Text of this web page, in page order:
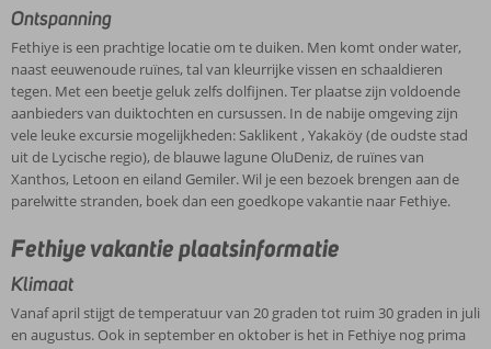
Ontspanning
Fethiye is een prachtige locatie om te duiken. Men komt onder water,
naast eeuwenoude ruïnes, tal van kleurrijke vissen en schaaldieren
tegen. Met een beetje geluk zelfs dolfijnen. Ter plaatse zijn voldoende
aanbieders van duiktochten en cursussen. In de nabije omgeving zijn
vele leuke excursie mogelijkheden: Saklikent , Yakaköy (de oudste stad
uit de Lycische regio), de blauwe lagune OluDeniz, de ruïnes van
Xanthos, Letoon en eiland Gemiler. Wil je een bezoek brengen aan de
parelwitte stranden, boek dan een goedkope vakantie naar Fethiye.
Fethiye vakantie plaatsinformatie
Klimaat
Vanaf april stijgt de temperatuur van 20 graden tot ruim 30 graden in juli
en augustus. Ook in september en oktober is het in Fethiye nog prima